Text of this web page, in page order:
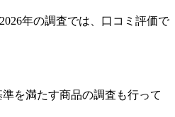
年の調査では、口コミ評価で
を満たす商品の調査も行って